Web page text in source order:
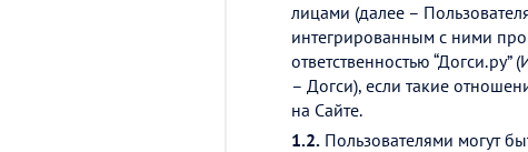
лицами (далее –
интегрированным с ними
ответственностью
– Догси), если такие
на Сайте.
1.2. Пользователями могут